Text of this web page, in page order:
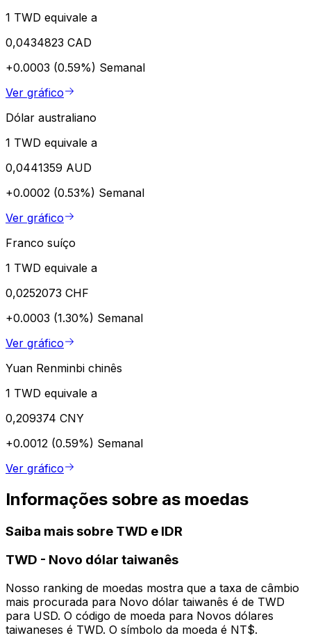
1 TWD equivale a
0,0434823 CAD
+0.0003 (0.59%) Semanal
Ver gráfico
Dólar australiano
1 TWD equivale a
0,0441359 AUD
+0.0002 (0.53%) Semanal
Ver gráfico
Franco suíço
1 TWD equivale a
0,0252073 CHF
+0.0003 (1.30%) Semanal
Ver gráfico
Yuan Renminbi chinês
1 TWD equivale a
0,209374 CNY
+0.0012 (0.59%) Semanal
Ver gráfico
Informações sobre as moedas
Saiba mais sobre TWD e IDR
TWD - Novo dólar taiwanês
Nosso ranking de moedas mostra que a taxa de câmbio
mais procurada para Novo dólar taiwanês é de TWD
para USD. O código de moeda para Novos dólares
taiwaneses é TWD. O símbolo da moeda é NT$.